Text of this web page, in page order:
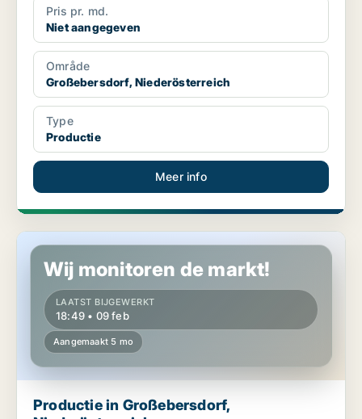
Pris pr. md.
Niet aangegeven
Område
Großebersdorf, Niederösterreich
Type
Productie
Meer info
Productie in Großebersdorf, Niederösterreich
Wij monitoren de markt!
LAATST BIJGEWERKT
18:49 • 09 feb
Aangemaakt 5 mo
Productie in Großebersdorf,